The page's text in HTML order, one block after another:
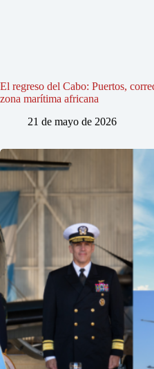
El regreso del Cabo: Puertos,
zona marítima africana
21 de mayo de 2026